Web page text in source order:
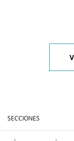
SECCIONES